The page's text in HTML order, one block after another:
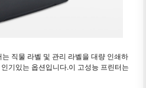
직물 라벨 및 관리 라벨을 대량 인쇄하
기있는 옵션입니다.이 고성능 프린터는